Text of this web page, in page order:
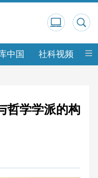
中国 社科视频 中
哲学学派的构